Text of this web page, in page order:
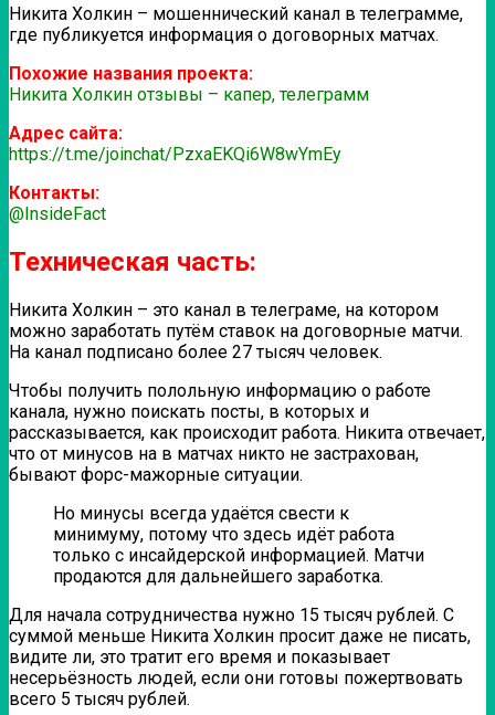
Никита Холкин – мошеннический канал в телеграмме,
где публикуется информация о договорных матчах.
Похожие названия проекта:
Никита Холкин отзывы – капер, телеграмм
Адрес сайта:
https://t.me/joinchat/PzxaEKQi6W8wYmEy
Контакты:
@InsideFact
Техническая часть:
Никита Холкин – это канал в телеграме, на котором
можно заработать путём ставок на договорные матчи.
На канал подписано более 27 тысяч человек.
Чтобы получить полольную информацию о работе
канала, нужно поискать посты, в которых и
рассказывается, как происходит работа. Никита отвечает,
что от минусов на в матчах никто не застрахован,
бывают форс-мажорные ситуации.
Но минусы всегда удаётся свести к
минимуму, потому что здесь идёт работа
только с инсайдерской информацией. Матчи
продаются для дальнейшего заработка.
Для начала сотрудничества нужно 15 тысяч рублей. С
суммой меньше Никита Холкин просит даже не писать,
видите ли, это тратит его время и показывает
несерьёзность людей, если они готовы пожертвовать
всего 5 тысяч рублей.